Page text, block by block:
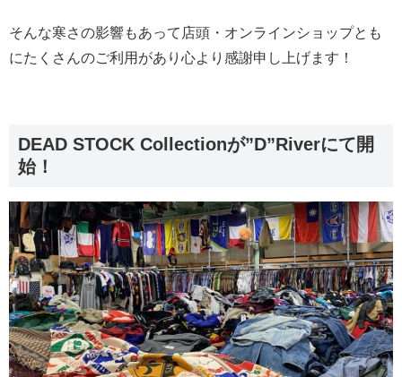
そんな寒さの影響もあって店頭・オンラインショップとも
にたくさんのご利用があり心より感謝申し上げます！
DEAD STOCK Collectionが”D”Riverにて開
始！